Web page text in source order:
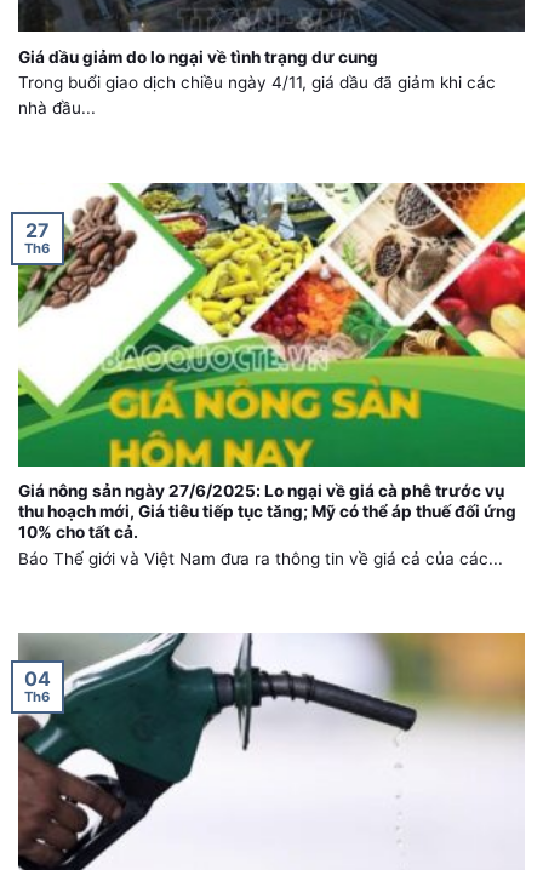
Giá dầu giảm do lo ngại về tình trạng dư cung
Trong buổi giao dịch chiều ngày 4/11, giá dầu đã giảm khi các
nhà đầu...
Giá nông sản ngày 27/6/2025: Lo ngại về giá cà phê trước vụ
thu hoạch mới, Giá tiêu tiếp tục tăng; Mỹ có thể áp thuế đối ứng
10% cho tất cả.
Báo Thế giới và Việt Nam đưa ra thông tin về giá cả của các...
27
Th6
04
Th6